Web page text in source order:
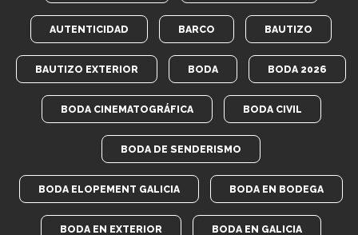
AUTENTICIDAD BARCO BAUTIZO
BAUTIZO EXTERIOR BODA BODA 2026
BODA CINEMATOGRÁFICA BODA CIVIL
BODA DE SENDERISMO
BODA ELOPEMENT GALICIA BODA EN BODEGA
BODA EN EXTERIOR BODA EN GALICIA